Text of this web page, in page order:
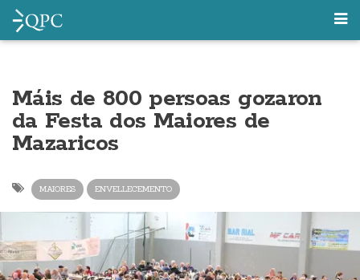
Máis de 800 persoas gozaron
da Festa dos Maiores de
Mazaricos
MAIORES ENVELLECEMENTO